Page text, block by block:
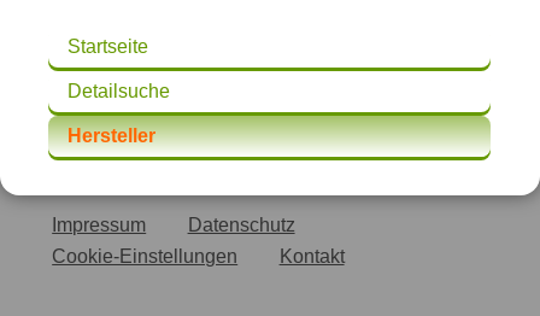
Startseite
Detailsuche
Hersteller
Impressum
Datenschutz
Cookie-Einstellungen
Kontakt